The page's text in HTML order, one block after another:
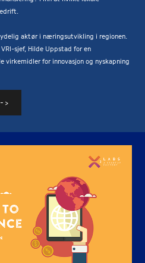
aktør i næringsutvikling i regionen.
sjef, Hilde Uppstad for en
virkemidler for innovasjon og nyskapning